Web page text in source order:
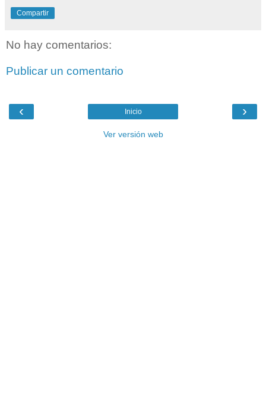
Compartir
No hay comentarios:
Publicar un comentario
‹ ›
Inicio
Ver versión web